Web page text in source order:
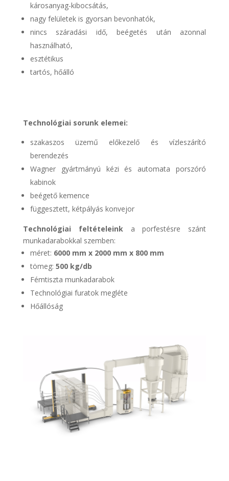
károsanyag-kibocsátás,
nagy felületek is gyorsan bevonhatók,
nincs száradási idő, beégetés után azonnal
használható,
esztétikus
tartós, hőálló
Technológiai sorunk elemei:
szakaszos üzemű előkezelő és vízleszárító
berendezés
Wagner gyártmányú kézi és automata porszóró
kabinok
beégető kemence
függesztett, kétpályás konvejor
Technológiai feltételeinka porfestésre szánt
munkadarabokkal szemben:
méret: 6000 mm x 2000 mm x 800 mm
tömeg: 500 kg/db
Fémtiszta munkadarabok
Technológiai furatok megléte
Hőállóság